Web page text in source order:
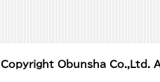
Copyright Obunsha Co.,Ltd.